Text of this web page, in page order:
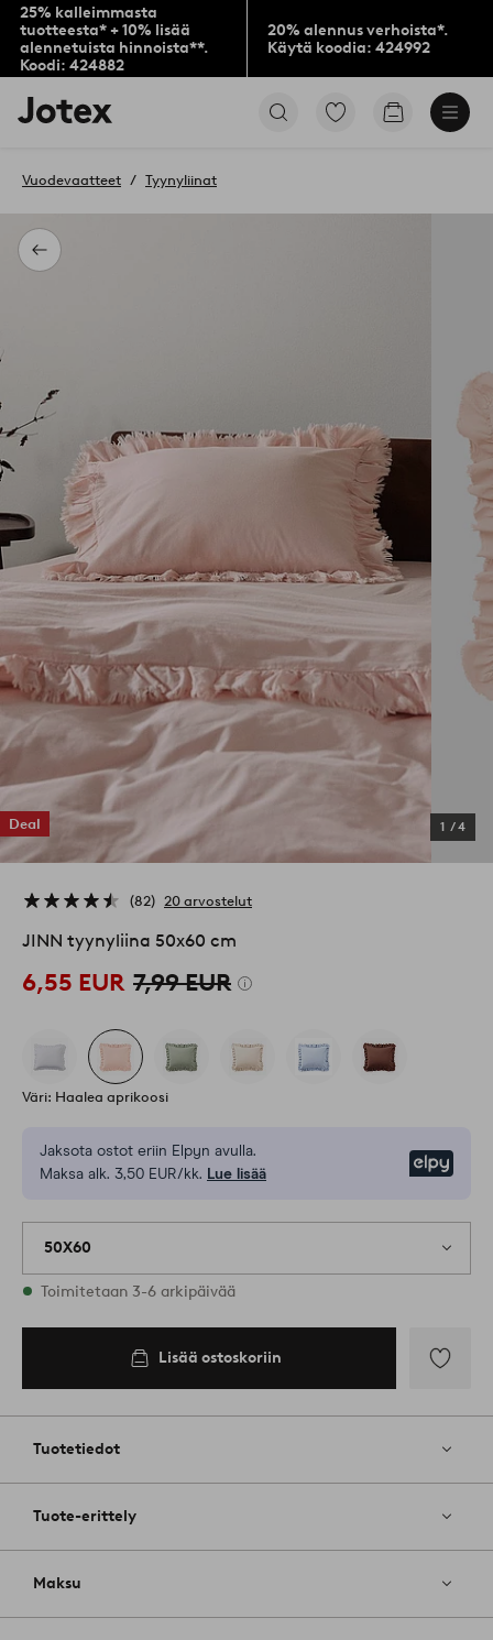
25% kalleimmasta
tuotteesta* + 10% lisää
alennetuista hinnoista**.
Koodi: 424882
20% alennus verhoista*.
Käytä koodia: 424992
Jotex-
logo
aloitussivulle
Siirry
Siirry
Takaisin
Vuodevaatteet Tyynyliinat
Deal 1 /4
82 20 arvostelut
JINN tyynyliina 50x60 cm
6,55 EUR 7,99 EUR
Väri: Haalea aprikoosi
Jaksota ostot eriin Elpyn avulla.
Maksa alk. 3,50 EUR/kk. Lue lisää
50X60
Varastossa
Toimitetaan 3-6 arkipäivää
Lisää ostoskoriin
Tuotetiedot
Tuote-erittely
Maksu